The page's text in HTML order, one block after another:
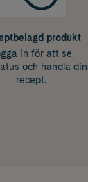
produkt
in för att se
och handla
recept.